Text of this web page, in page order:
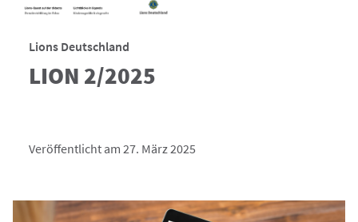
Lions Deutschland
LION 2/2025
Veröffentlicht am 27. März 2025